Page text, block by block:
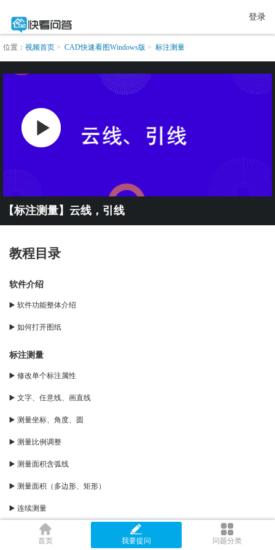
登录
位置： 视频首页 CAD快速看图Windows版 标注测量
【标注测量】云线，引线
教程目录
软件介绍
▶️ 软件功能整体介绍
▶️ 如何打开图纸
标注测量
▶️ 修改单个标注属性
▶️ 文字、任意线、画直线
▶️ 测量坐标、角度、圆
▶️ 测量比例调整
▶️ 测量面积含弧线
▶️ 测量面积（多边形、矩形）
▶️ 连续测量
▶️ 点到直线距离
首页 我要提问 问题分类